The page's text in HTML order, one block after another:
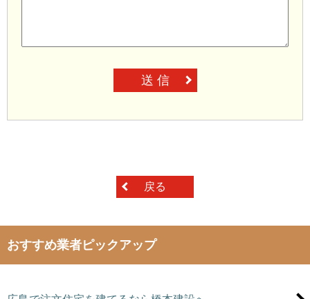
送 信
戻る
おすすめ業者ピックアップ